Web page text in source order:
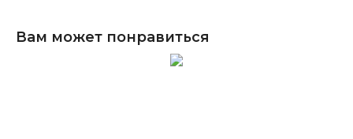
Вам может понравиться